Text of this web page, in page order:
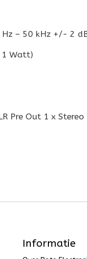
Hz – 50 kHz +/- 2
1 Watt)
Pre Out 1 x
Informatie